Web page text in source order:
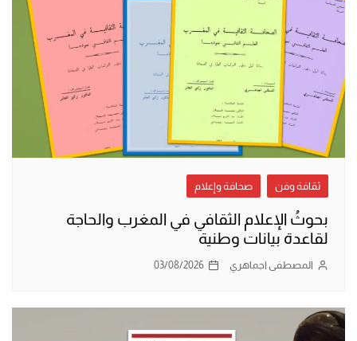
ثقافة وفن صحافة وإعلام
بحوثُ الإعلام الثقافي في المغرب والحاجة
لقاعدة بيانات وطنية
المصطفى اجماهري 03/08/2026